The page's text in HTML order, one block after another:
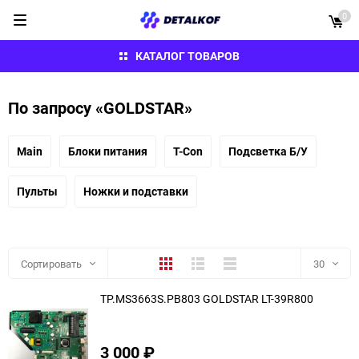
КАТАЛОГ ТОВАРОВ
0
По запросу «GOLDSTAR»
Main Блоки питания T-Con Подсветка Б/У
Пульты Ножки и подставки
Сортировать ПлиткаПодробноКомпактно 30
30
TP.MS3663S.PB803 GOLDSTAR LT-39R800
3 000₽